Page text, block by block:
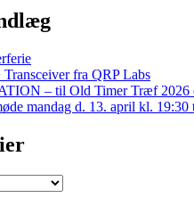
fra QRP Labs
– til Old Timer Træf 2026
mandag d. 13. april kl. 19:30